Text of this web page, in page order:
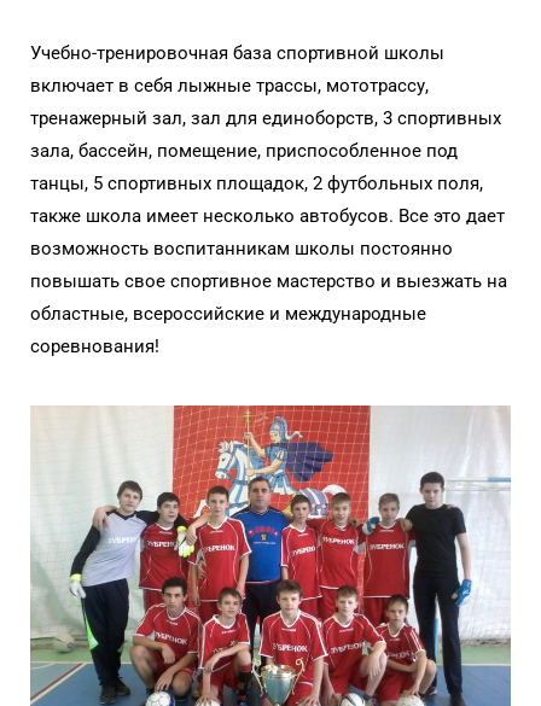
Учебно-тренировочная база спортивной школы
включает в себя лыжные трассы, мототрассу,
тренажерный зал, зал для единоборств, 3 спортивных
зала, бассейн, помещение, приспособленное под
танцы, 5 спортивных площадок, 2 футбольных поля,
также школа имеет несколько автобусов. Все это дает
возможность воспитанникам школы постоянно
повышать свое спортивное мастерство и выезжать на
областные, всероссийские и международные
соревнования!